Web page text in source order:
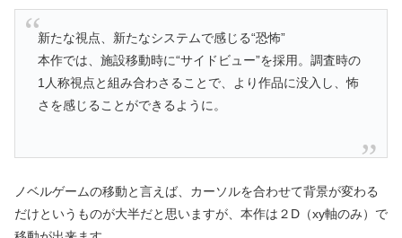
新たな視点、新たなシステムで感じる“恐怖”
本作では、施設移動時に“サイドビュー”を採用。調査時の
1人称視点と組み合わさることで、より作品に没入し、怖
さを感じることができるように。
ノベルゲームの移動と言えば、カーソルを合わせて背景が変わる
だけというものが大半だと思いますが、本作は２D（xy軸のみ）で